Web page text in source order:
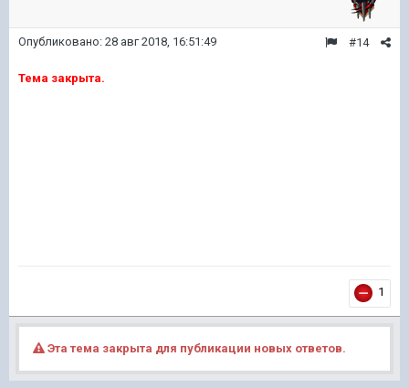
#14
Опубликовано: 28 авг 2018, 16:51:49
Тема закрыта.
1
Эта тема закрыта для публикации новых ответов.